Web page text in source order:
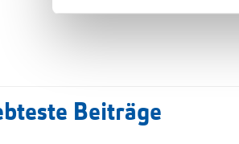
Beiträge